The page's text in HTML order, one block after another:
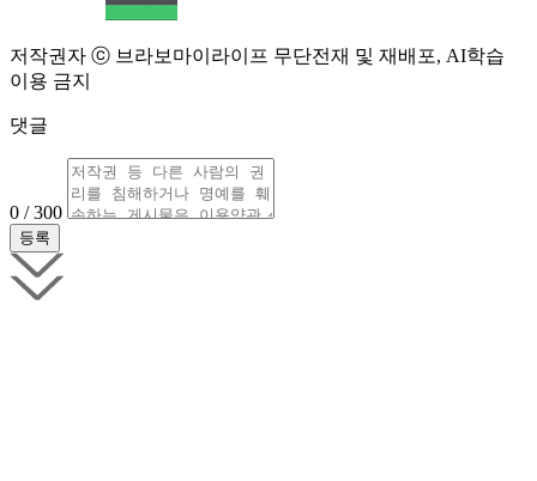
저작권자 ⓒ 브라보마이라이프 무단전재 및 재배포, AI학습
이용 금지
댓글
0 / 300